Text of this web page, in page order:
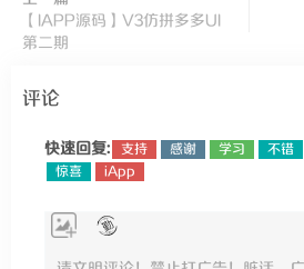
【IAPP源码】V3仿拼多多UI
第二期
评论
快速回复: 支持 感谢 学习 不错
惊喜
iApp